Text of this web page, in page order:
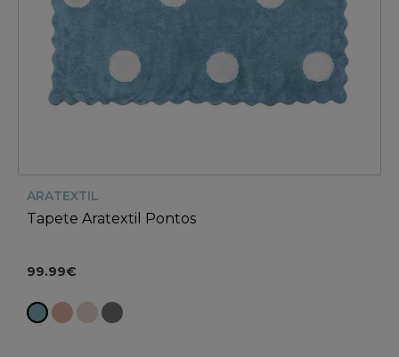
ARATEXTIL
Tapete Aratextil Pontos
99.99€